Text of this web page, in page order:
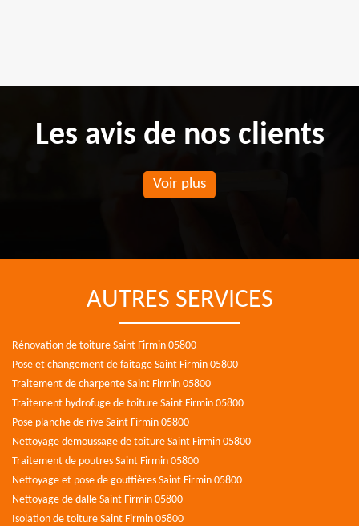
Les avis de nos clients
Voir plus
AUTRES SERVICES
Rénovation de toiture Saint Firmin 05800
Pose et changement de faitage Saint Firmin 05800
Traitement de charpente Saint Firmin 05800
Traitement hydrofuge de toiture Saint Firmin 05800
Pose planche de rive Saint Firmin 05800
Nettoyage demoussage de toiture Saint Firmin 05800
Traitement de poutres Saint Firmin 05800
Nettoyage et pose de gouttières Saint Firmin 05800
Nettoyage de dalle Saint Firmin 05800
Isolation de toiture Saint Firmin 05800